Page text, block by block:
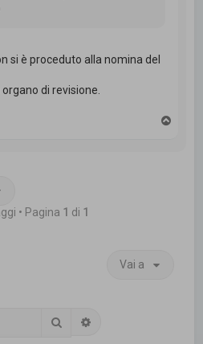
si è proceduto alla nomina del
di revisione.
• Pagina 1 di 1
Vai a
Cerca